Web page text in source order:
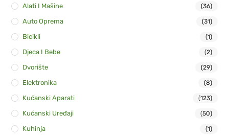
Alati I Mašine (36)
Auto Oprema (31)
Bicikli (1)
Djeca I Bebe (2)
Dvorište (29)
Elektronika (8)
Kućanski Aparati (123)
Kućanski Uređaji (50)
Kuhinja (1)